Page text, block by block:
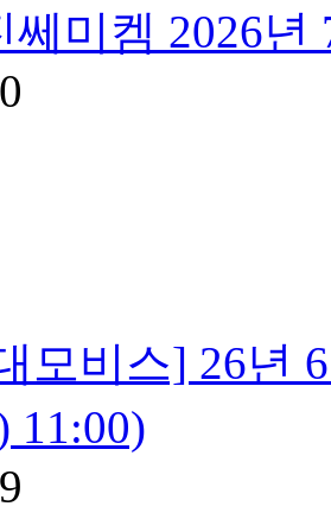
쎄미켐 2026년
모비스] 26년
11:00)